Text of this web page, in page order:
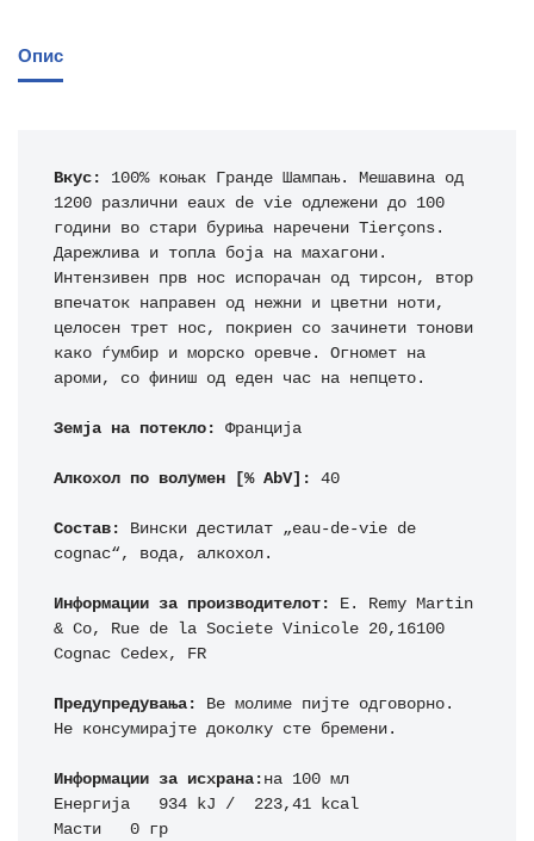
Опис
Вкус:
100% коњак Гранде Шампањ. Мешавина од
1200 различни eaux de vie одлежени до 100
години во стари буриња наречени Tierçons.
Дарежлива и топла боја на махагони.
Интензивен прв нос испорачан од тирсон, втор
впечаток направен од нежни и цветни ноти,
целосен трет нос, покриен со зачинети тонови
како ѓумбир и морско оревче. Огномет на
ароми, со финиш од еден час на непцето.
Земја на потекло: Франција
Алкохол по волумен [% AbV]: 40
Состав:
Вински дестилат „eau-de-vie de
cognac“, вода, алкохол.
Информации за производителот:
E. Remy Martin
& Cо, Rue de la Societe Vinicole 20,16100
Cognac Cedex, FR
Предупредувања:
Ве молиме пијте одговорно.
Не консумирајте доколку сте бремени.
Информации за исхрана: на 100 мл
Енергија   934 kJ /  223,41 kcal
Масти   0 гр